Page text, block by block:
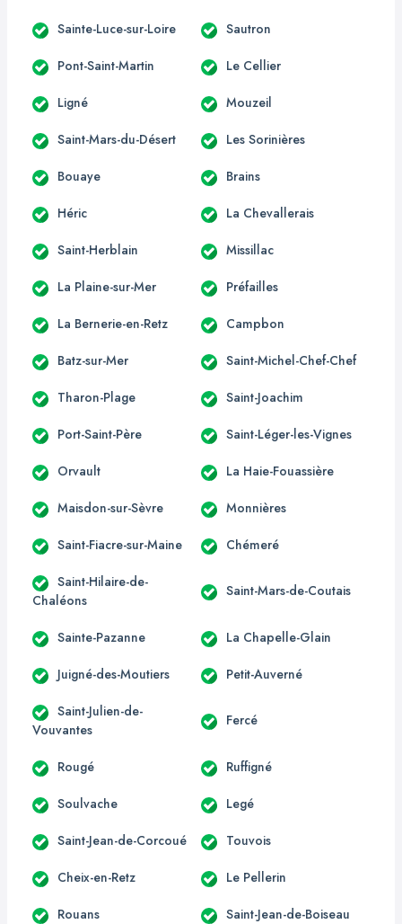
Sainte-Luce-sur-Loire Sautron
Pont-Saint-Martin Le Cellier
Ligné Mouzeil
Saint-Mars-du-Désert Les Sorinières
Bouaye Brains
Héric La Chevallerais
Saint-Herblain Missillac
La Plaine-sur-Mer Préfailles
La Bernerie-en-Retz Campbon
Batz-sur-Mer Saint-Michel-Chef-Chef
Tharon-Plage Saint-Joachim
Port-Saint-Père Saint-Léger-les-Vignes
Orvault La Haie-Fouassière
Maisdon-sur-Sèvre Monnières
Saint-Fiacre-sur-Maine Chémeré
Saint-Hilaire-de-
Chaléons
Saint-Mars-de-Coutais
Sainte-Pazanne La Chapelle-Glain
Juigné-des-Moutiers Petit-Auverné
Saint-Julien-de-
Vouvantes
Fercé
Rougé Ruffigné
Soulvache Legé
Saint-Jean-de-Corcoué Touvois
Cheix-en-Retz Le Pellerin
Rouans Saint-Jean-de-Boiseau